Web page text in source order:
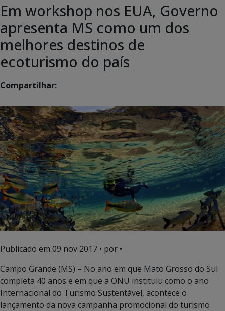
Em workshop nos EUA, Governo
apresenta MS como um dos
melhores destinos de
ecoturismo do país
Compartilhar:
Publicado em 09 nov 2017 • por •
Campo Grande (MS) – No ano em que Mato Grosso do Sul
completa 40 anos e em que a ONU instituiu como o ano
Internacional do Turismo Sustentável, acontece o
lançamento da nova campanha promocional do turismo